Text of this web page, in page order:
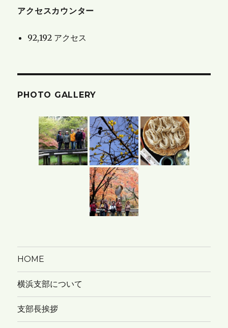
と
ロ
ー
アクセスカウンター
92,192 アクセス
PHOTO GALLERY
HOME
横浜支部について
支部長挨拶